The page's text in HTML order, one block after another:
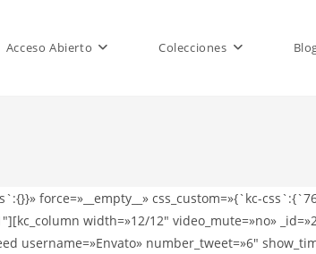
Acceso Abierto Colecciones
force=»__empty__» css_custom=»{`kc-
width=»12/12″ video_mute=»no»
username=»Envato» number_tweet=»6″